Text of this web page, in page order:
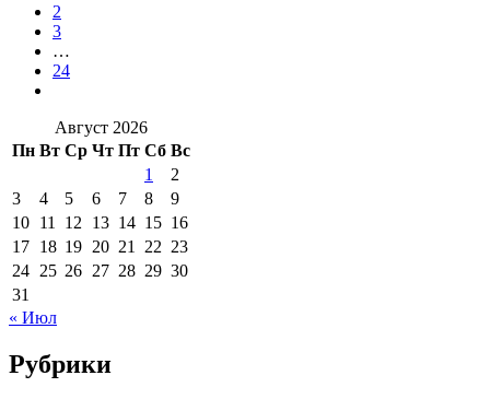
2
3
…
24
Август 2026
Пн Вт Ср Чт Пт Сб Вс
1
2
3
4 5 6 7 8
9
10 11 12 13 14 15 16
17 18 19 20 21 22 23
24 25 26 27 28 29 30
31
« Июл
Рубрики